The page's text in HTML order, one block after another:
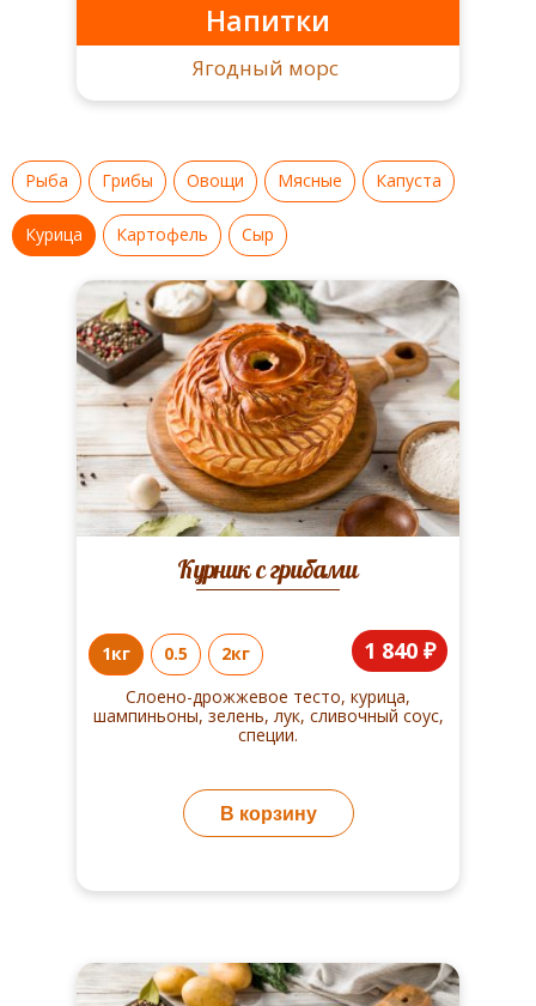
Напитки
Ягодный морс
Рыба Грибы Овощи Мясные Капуста
Курица Картофель Сыр
Курник с грибами
1кг 0.5 2кг 1 840 ₽
Слоено-дрожжевое тесто, курица,
шампиньоны, зелень, лук, сливочный соус,
специи.
В корзину